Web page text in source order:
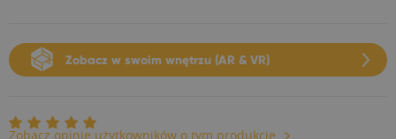
Zobacz w swoim wnętrzu (AR & VR)
Zobacz opinie użytkowników o tym produkcie